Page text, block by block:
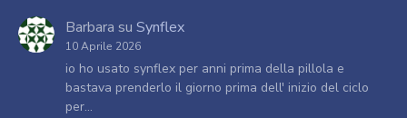
Barbara su Synflex
10 Aprile 2026
io ho usato synflex per anni prima della pillola e
bastava prenderlo il giorno prima dell' inizio del ciclo
per…